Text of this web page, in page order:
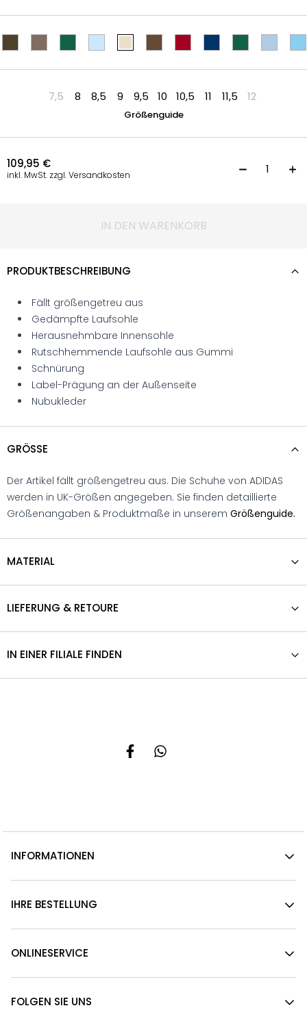
7,5 8 8,5 9 9,5 10 10,5 11 11,5 12
Größenguide
109,95 €
inkl. MwSt. zzgl. Versandkosten
IN DEN WARENKORB
PRODUKTBESCHREIBUNG
Fällt größengetreu aus
Gedämpfte Laufsohle
Herausnehmbare Innensohle
Rutschhemmende Laufsohle aus Gummi
Schnürung
Label-Prägung an der Außenseite
Nubukleder
GRÖSSE
Der Artikel fällt größengetreu aus. Die Schuhe von ADIDAS
werden in UK-Größen angegeben. Sie finden detaillierte
Größenangaben & Produktmaße in unserem Größenguide.
MATERIAL
LIEFERUNG & RETOURE
IN EINER FILIALE FINDEN
INFORMATIONEN
IHRE BESTELLUNG
ONLINESERVICE
FOLGEN SIE UNS